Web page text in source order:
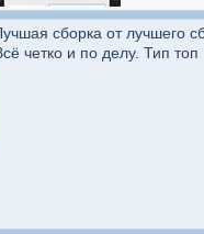
сборка от лучшего
четко и по делу. Тип топ